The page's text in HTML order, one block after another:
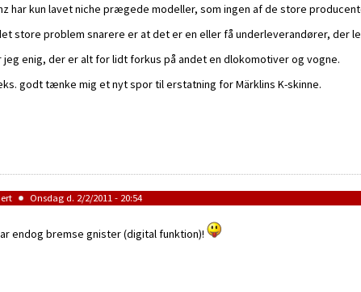
har kun lavet niche prægede modeller, som ingen af de store
store problem snarere er at det er en eller få underleverandører, der
jeg enig, der er alt for lidt forkus på andet en dlokomotiver og vogne.
godt tænke mig et nyt spor til erstatning for Märklins K-skinne.
Onsdag d. 2/2/2011 - 20:54
endog bremse gnister (digital funktion)!